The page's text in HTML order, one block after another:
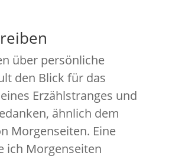
über persönliche
den Blick für das
Erzählstranges und
ähnlich dem
Morgenseiten. Eine
ich Morgenseiten